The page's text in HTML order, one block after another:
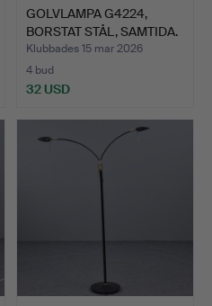
GOLVLAMPA G4224,
BORSTAT STÅL, SAMTIDA.
Klubbades 15 mar 2026
4 bud
32 USD